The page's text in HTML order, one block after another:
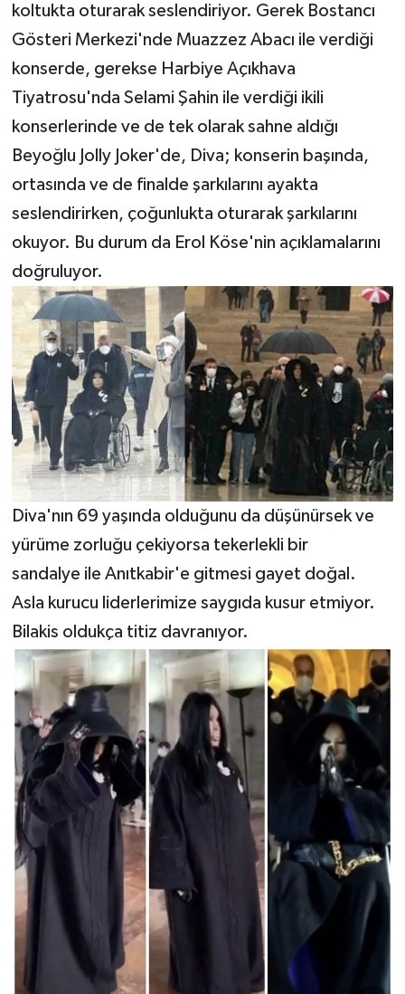
koltukta oturarak seslendiriyor. Gerek Bostancı
Gösteri Merkezi'nde Muazzez Abacı ile verdiği
konserde, gerekse Harbiye Açıkhava
Tiyatrosu'nda Selami Şahin ile verdiği ikili
konserlerinde ve de tek olarak sahne aldığı
Beyoğlu Jolly Joker'de, Diva; konserin başında,
ortasında ve de finalde şarkılarını ayakta
seslendirirken, çoğunlukta oturarak şarkılarını
okuyor. Bu durum da Erol Köse'nin açıklamalarını
doğruluyor.
Diva'nın 69 yaşında olduğunu da düşünürsek ve
yürüme zorluğu çekiyorsa tekerlekli bir
sandalye ile Anıtkabir'e gitmesi gayet doğal.
Asla kurucu liderlerimize saygıda kusur etmiyor.
Bilakis oldukça titiz davranıyor.